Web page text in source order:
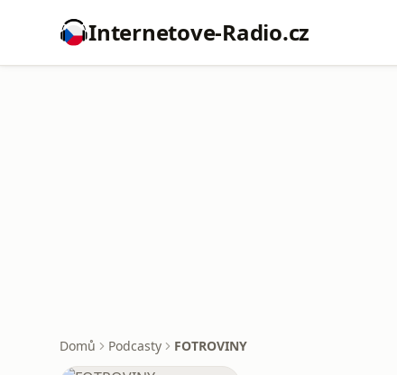
Internetove-Radio.cz
Domů Podcasty FOTROVINY